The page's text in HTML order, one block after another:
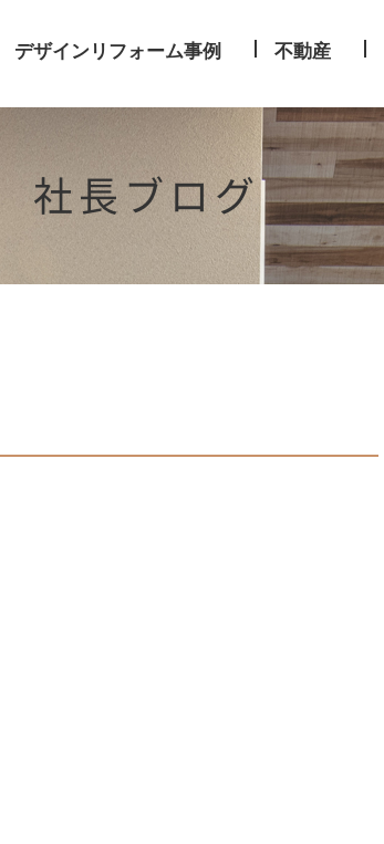
デザインリフォーム事例 不動産
社長ブログ